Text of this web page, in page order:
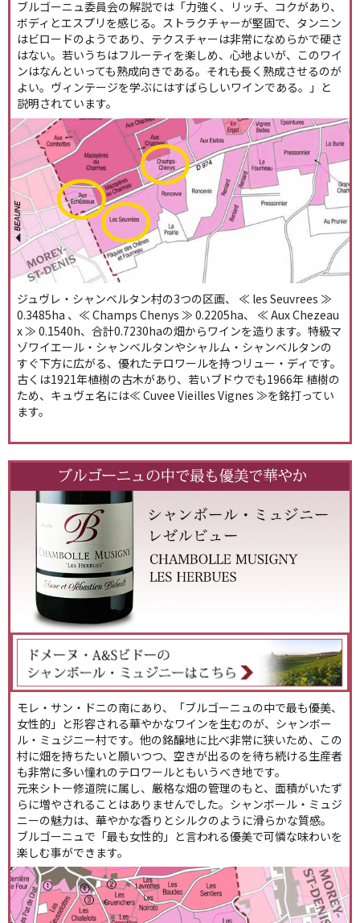
ブルゴーニュ委員会の解説では「力強く、リッチ、コクがあり、
ボディとエスプリを感じる。ストラクチャーが堅固で、タンニン
はビロードのようであり、テクスチャーは非常になめらかで硬さ
はない。若いうちはフルーティを楽しめ、心地よいが、このワイ
ンはなんといっても熟成向きである。それも長く熟成させるのが
よい。ヴィンテージを学ぶにはすばらしいワインである。」と
説明されています。
ジュヴレ・シャンベルタン村の3つの区画、 ≪ les Seuvrees ≫
0.3485ha 、≪ Champs Chenys ≫ 0.2205ha、 ≪ Aux Chezeau
x ≫ 0.1540h、合計0.7230haの畑からワインを造ります。特級マ
ゾワイエール・シャンベルタンやシャルム・シャンベルタンの
すぐ下方に広がる、優れたテロワールを持つリュー・ディです。
古くは1921年植樹の古木があり、若いブドウでも1966年 植樹の
ため、キュヴェ名には≪ Cuvee Vieilles Vignes ≫を銘打ってい
ます。
モレ・サン・ドニの南にあり、「ブルゴーニュの中で最も優美、
女性的」と形容される華やかなワインを生むのが、シャンボー
ル・ミュジニー村です。他の銘醸地に比べ非常に狭いため、この
村に畑を持ちたいと願いつつ、空きが出るのを待ち続ける生産者
も非常に多い憧れのテロワールともいうべき地です。
元来シトー修道院に属し、厳格な畑の管理のもと、面積がいたず
らに増やされることはありませんでした。シャンボール・ミュジ
ニーの魅力は、華やかな香りとシルクのように滑らかな質感。
ブルゴーニュで「最も女性的」と言われる優美で可憐な味わいを
楽しむ事ができます。